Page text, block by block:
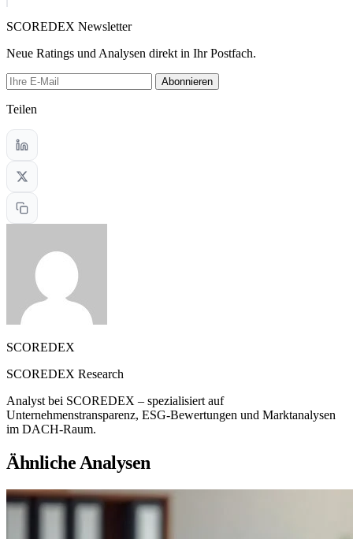
SCOREDEX Newsletter
Neue Ratings und Analysen direkt in Ihr Postfach.
Abonnieren
Teilen
SCOREDEX
SCOREDEX Research
Analyst bei SCOREDEX – spezialisiert auf
Unternehmenstransparenz, ESG-Bewertungen und Marktanalysen
im DACH-Raum.
Ähnliche Analysen